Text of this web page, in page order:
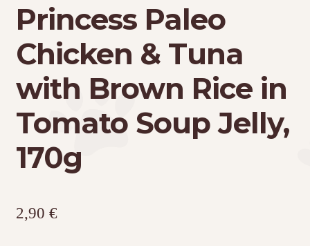
Princess Paleo
Chicken & Tuna
with Brown Rice in
Tomato Soup Jelly,
170g
2,90 €